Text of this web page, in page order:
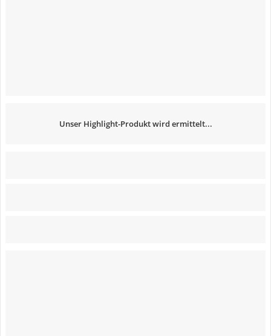
Unser Highlight-Produkt wird ermittelt...